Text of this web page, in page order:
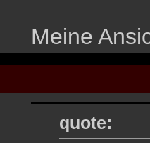
Meine
quote: